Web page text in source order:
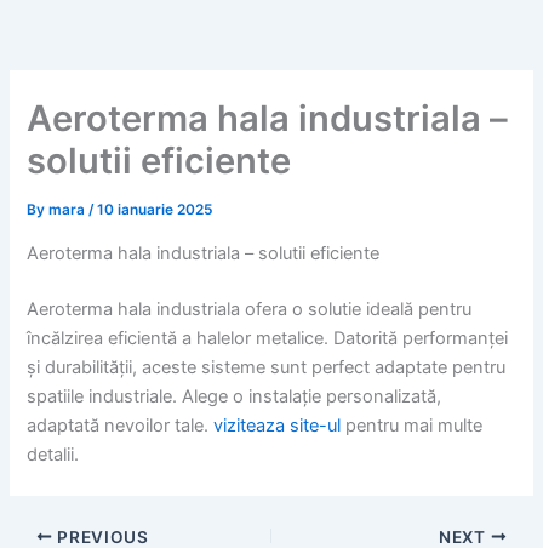
Aeroterma hala industriala –
solutii eficiente
Bymara/10 ianuarie 2025
Aeroterma hala industriala – solutii eficiente
Aeroterma hala industriala ofera o solutie ideală pentru
încălzirea eficientă a halelor metalice. Datorită performanței
și durabilității, aceste sisteme sunt perfect adaptate pentru
spatiile industriale. Alege o instalație personalizată,
adaptată nevoilor tale.viziteaza site-ul pentru mai multe
detalii.
PREVIOUS NEXT